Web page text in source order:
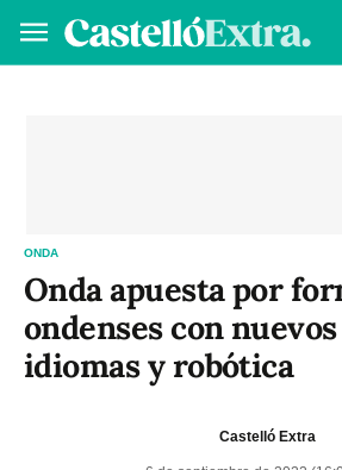
ONDA
Onda apuesta por
ondenses con
idiomas y robótica
Castelló Extra